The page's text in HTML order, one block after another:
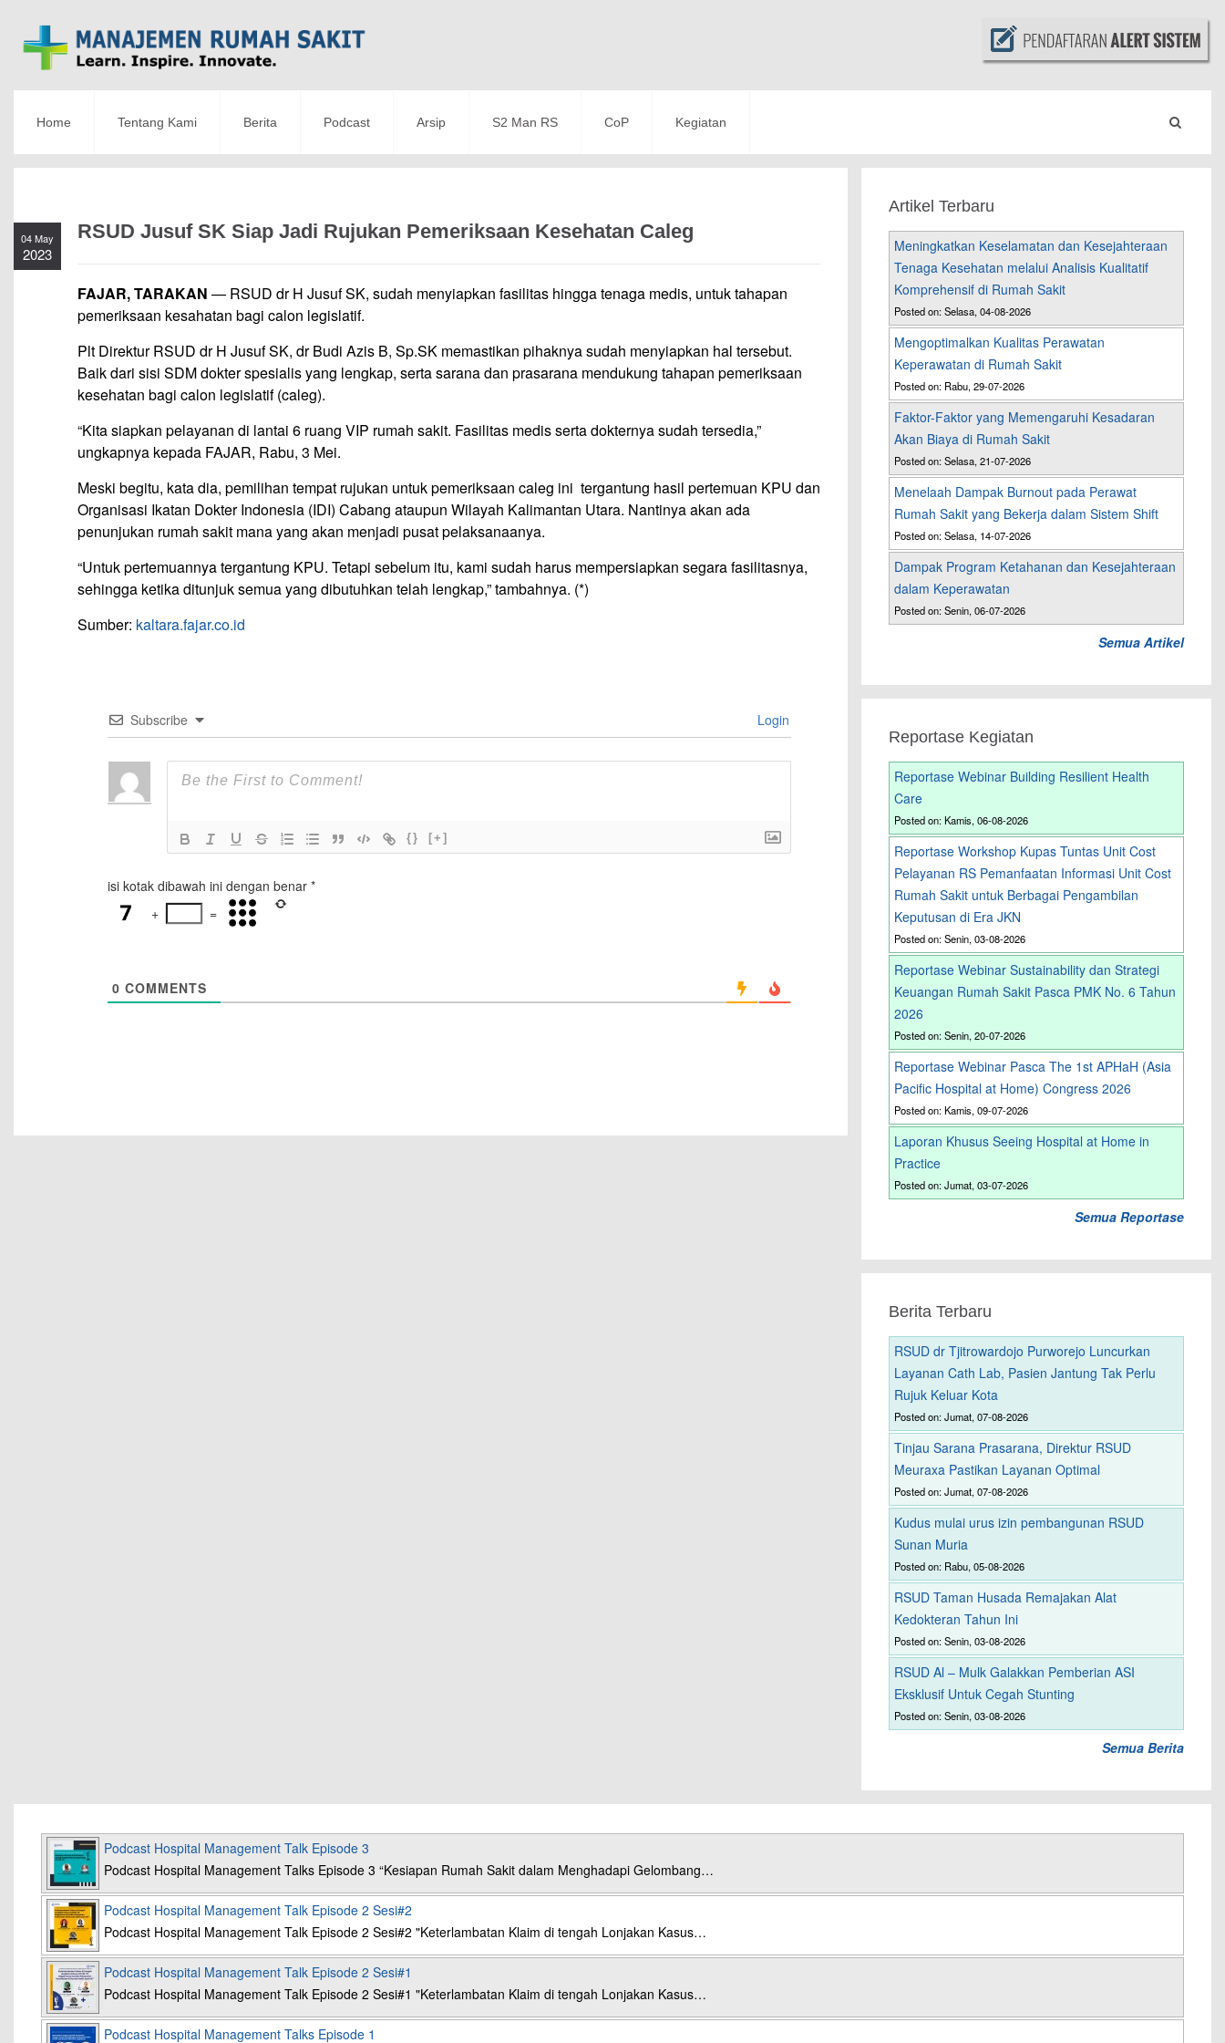
Home Tentang Kami Berita Podcast Arsip S2 Man RS CoP Kegiatan
04 May
2023
RSUD Jusuf SK Siap Jadi Rujukan Pemeriksaan Kesehatan Caleg
FAJAR, TARAKAN — RSUD dr H Jusuf SK, sudah menyiapkan fasilitas hingga tenaga medis, untuk tahapan
pemeriksaan kesahatan bagi calon legislatif.
Plt Direktur RSUD dr H Jusuf SK, dr Budi Azis B, Sp.SK memastikan pihaknya sudah menyiapkan hal tersebut.
Baik dari sisi SDM dokter spesialis yang lengkap, serta sarana dan prasarana mendukung tahapan pemeriksaan
kesehatan bagi calon legislatif (caleg).
“Kita siapkan pelayanan di lantai 6 ruang VIP rumah sakit. Fasilitas medis serta dokternya sudah tersedia,”
ungkapnya kepada FAJAR, Rabu, 3 Mei.
Meski begitu, kata dia, pemilihan tempat rujukan untuk pemeriksaan caleg ini tergantung hasil pertemuan KPU dan
Organisasi Ikatan Dokter Indonesia (IDI) Cabang ataupun Wilayah Kalimantan Utara. Nantinya akan ada
penunjukan rumah sakit mana yang akan menjadi pusat pelaksanaanya.
“Untuk pertemuannya tergantung KPU. Tetapi sebelum itu, kami sudah harus mempersiapkan segara fasilitasnya,
sehingga ketika ditunjuk semua yang dibutuhkan telah lengkap,” tambahnya. (*)
Sumber: kaltara.fajar.co.id
Subscribe Login
{} [+]
isi kotak dibawah ini dengan benar*
+
=
0 COMMENTS
Artikel Terbaru
Meningkatkan Keselamatan dan Kesejahteraan
Tenaga Kesehatan melalui Analisis Kualitatif
Komprehensif di Rumah Sakit
Posted on: Selasa, 04-08-2026
Mengoptimalkan Kualitas Perawatan
Keperawatan di Rumah Sakit
Posted on: Rabu, 29-07-2026
Faktor-Faktor yang Memengaruhi Kesadaran
Akan Biaya di Rumah Sakit
Posted on: Selasa, 21-07-2026
Menelaah Dampak Burnout pada Perawat
Rumah Sakit yang Bekerja dalam Sistem Shift
Posted on: Selasa, 14-07-2026
Dampak Program Ketahanan dan Kesejahteraan
dalam Keperawatan
Posted on: Senin, 06-07-2026
Semua Artikel
Reportase Kegiatan
Reportase Webinar Building Resilient Health
Care
Posted on: Kamis, 06-08-2026
Reportase Workshop Kupas Tuntas Unit Cost
Pelayanan RS Pemanfaatan Informasi Unit Cost
Rumah Sakit untuk Berbagai Pengambilan
Keputusan di Era JKN
Posted on: Senin, 03-08-2026
Reportase Webinar Sustainability dan Strategi
Keuangan Rumah Sakit Pasca PMK No. 6 Tahun
2026
Posted on: Senin, 20-07-2026
Reportase Webinar Pasca The 1st APHaH (Asia
Pacific Hospital at Home) Congress 2026
Posted on: Kamis, 09-07-2026
Laporan Khusus Seeing Hospital at Home in
Practice
Posted on: Jumat, 03-07-2026
Semua Reportase
Berita Terbaru
RSUD dr Tjitrowardojo Purworejo Luncurkan
Layanan Cath Lab, Pasien Jantung Tak Perlu
Rujuk Keluar Kota
Posted on: Jumat, 07-08-2026
Tinjau Sarana Prasarana, Direktur RSUD
Meuraxa Pastikan Layanan Optimal
Posted on: Jumat, 07-08-2026
Kudus mulai urus izin pembangunan RSUD
Sunan Muria
Posted on: Rabu, 05-08-2026
RSUD Taman Husada Remajakan Alat
Kedokteran Tahun Ini
Posted on: Senin, 03-08-2026
RSUD Al – Mulk Galakkan Pemberian ASI
Eksklusif Untuk Cegah Stunting
Posted on: Senin, 03-08-2026
Semua Berita
Podcast Hospital Management Talk Episode 3
Podcast Hospital Management Talks Episode 3 “Kesiapan Rumah Sakit dalam Menghadapi Gelombang…
Podcast Hospital Management Talk Episode 2 Sesi#2
Podcast Hospital Management Talk Episode 2 Sesi#2 "Keterlambatan Klaim di tengah Lonjakan Kasus…
Podcast Hospital Management Talk Episode 2 Sesi#1
Podcast Hospital Management Talk Episode 2 Sesi#1 "Keterlambatan Klaim di tengah Lonjakan Kasus…
Podcast Hospital Management Talks Episode 1